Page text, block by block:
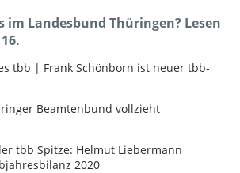
im Landesbund Thüringen? Lesen
tbb | Frank Schönborn ist neuer tbb-
Beamtenbund vollzieht
tbb Spitze: Helmut Liebermann
2020